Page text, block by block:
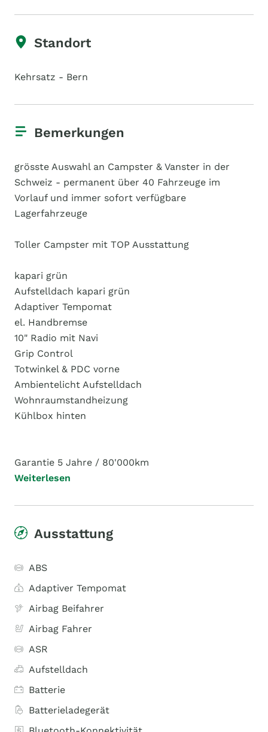
Standort
Kehrsatz - Bern
Bemerkungen
grösste Auswahl an Campster & Vanster in der
Schweiz - permanent über 40 Fahrzeuge im
Vorlauf und immer sofort verfügbare
Lagerfahrzeuge
Toller Campster mit TOP Ausstattung
kapari grün
Aufstelldach kapari grün
Adaptiver Tempomat
el. Handbremse
10" Radio mit Navi
Grip Control
Totwinkel & PDC vorne
Ambientelicht Aufstelldach
Wohnraumstandheizung
Kühlbox hinten
Garantie 5 Jahre / 80'000km
Weiterlesen
Ausstattung
ABS
Adaptiver Tempomat
Airbag Beifahrer
Airbag Fahrer
ASR
Aufstelldach
Batterie
Batterieladegerät